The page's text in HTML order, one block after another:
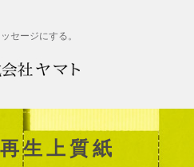
セージにする。
生上質紙